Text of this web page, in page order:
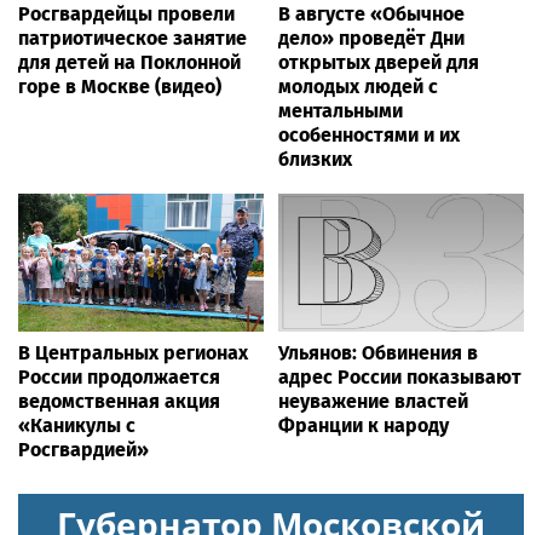
Росгвардейцы провели
патриотическое занятие
для детей на Поклонной
горе в Москве (видео)
В августе «Обычное
дело» проведёт Дни
открытых дверей для
молодых людей с
ментальными
особенностями и их
близких
В Центральных регионах
России продолжается
ведомственная акция
«Каникулы с
Росгвардией»
Ульянов: Обвинения в
адрес России показывают
неуважение властей
Франции к народу
Губернатор Московской